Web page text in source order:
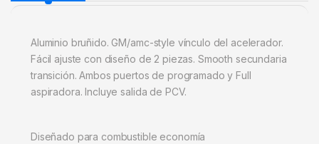
Aluminio bruñido. GM/amc-style vínculo del acelerador.
Fácil ajuste con diseño de 2 piezas. Smooth secundaria
transición. Ambos puertos de programado y Full
aspiradora. Incluye salida de PCV.
Diseñado para combustible economía